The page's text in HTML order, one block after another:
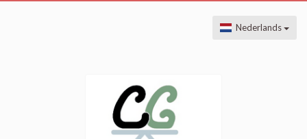
Nederlands